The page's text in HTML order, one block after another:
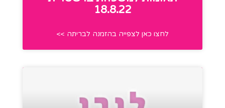
18.8.22
לחצו כאן לצפייה בהזמנה לבריתה >>